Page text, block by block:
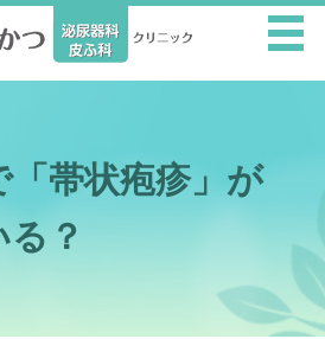
「帯状疱疹」が
？